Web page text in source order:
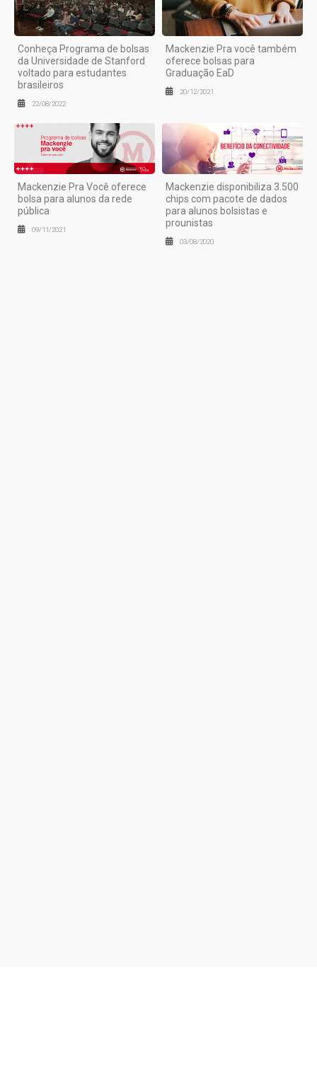
Conheça Programa de bolsas
da Universidade de Stanford
voltado para estudantes
brasileiros
22/08/2022
Mackenzie Pra você também
oferece bolsas para
Graduação EaD
20/12/2021
Mackenzie Pra Você oferece
bolsa para alunos da rede
pública
09/11/2021
Mackenzie disponibiliza 3.500
chips com pacote de dados
para alunos bolsistas e
prounistas
03/08/2020